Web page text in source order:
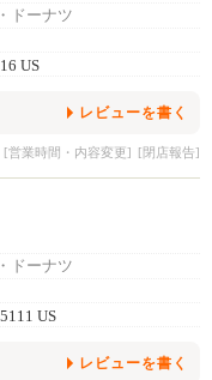
ドーナツ
US
レビューを書く
[営業時間・内容変更] [閉店報告]
ドーナツ
US
レビューを書く